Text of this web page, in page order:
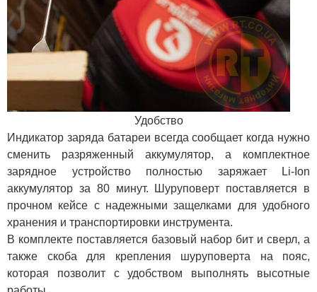
Удобство
Индикатор заряда батареи всегда сообщает когда нужно
сменить разряженный аккумулятор, а комплектное
зарядное устройство полностью заряжает Li-Ion
аккумулятор за 80 минут. Шуруповерт поставляется в
прочном кейсе с надежными защелками для удобного
хранения и транспортировки инструмента.
В комплекте поставляется базовый набор бит и сверл, а
также скоба для крепления шуруповерта на пояс,
которая позволит с удобством выполнять высотные